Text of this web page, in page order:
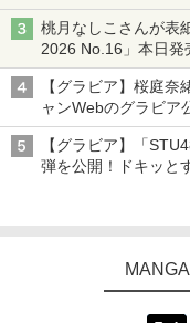
桃月なしこさんが表
2026 No.16」本日発
【グラビア】桜庭
ャンWebのグラビア
【グラビア】「
弾を公開！ドキッと